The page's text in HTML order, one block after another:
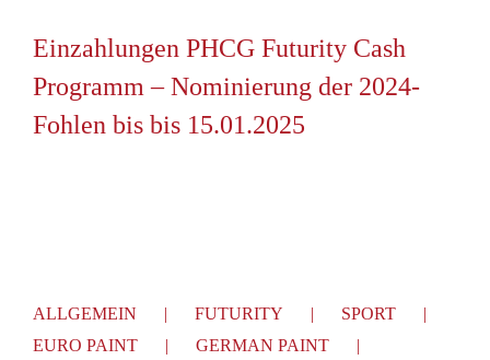
Einzahlungen PHCG Futurity Cash
Programm – Nominierung der 2024-
Fohlen bis bis 15.01.2025
ALLGEMEIN FUTURITY
SPORT
EURO PAINT
GERMAN PAINT